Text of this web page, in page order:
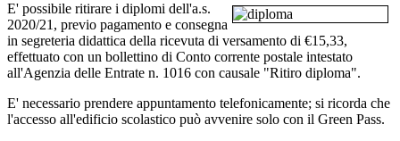
E' possibile ritirare i diplomi dell'a.s.
2020/21, previo pagamento e consegna
in segreteria didattica della ricevuta di versamento di €15,33,
effettuato con un bollettino di Conto corrente postale intestato
all'Agenzia delle Entrate n. 1016 con causale "Ritiro diploma".
E' necessario prendere appuntamento telefonicamente; si ricorda che
l'accesso all'edificio scolastico può avvenire solo con il Green Pass.